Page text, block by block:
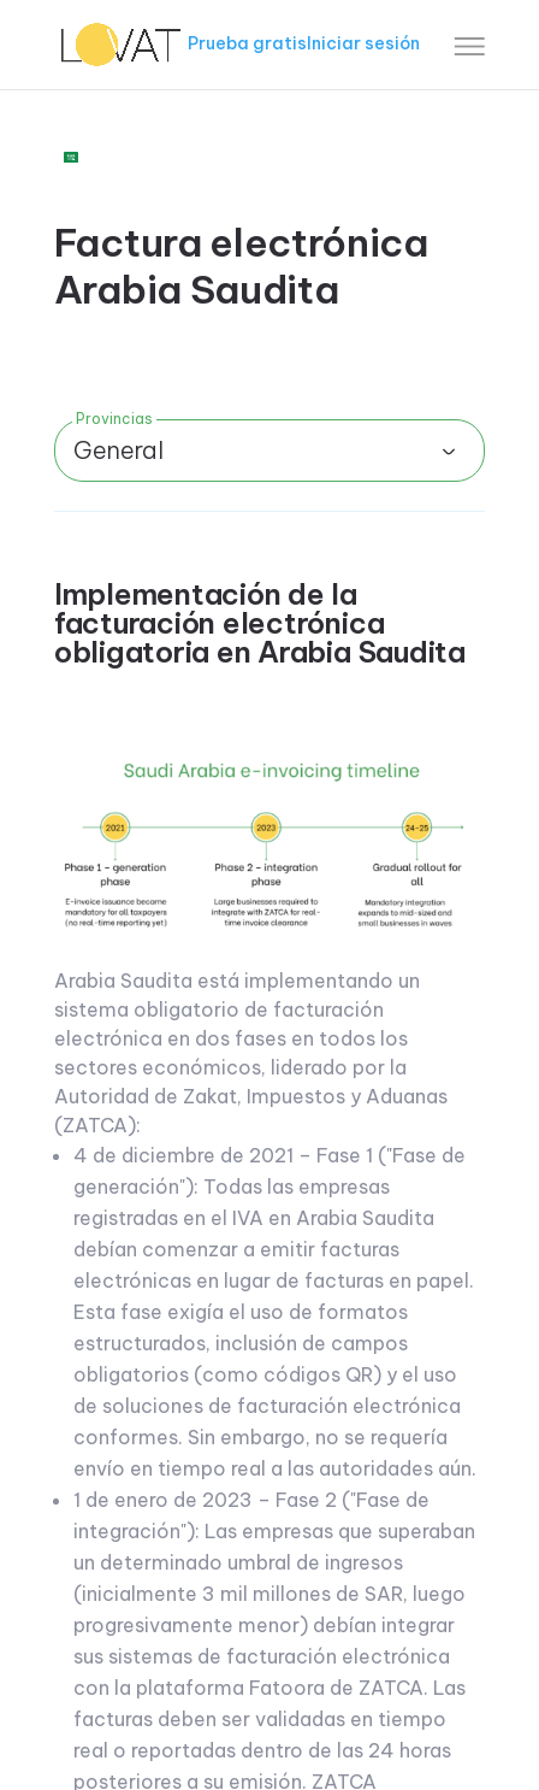
Prueba gratisIniciar sesión
Factura electrónica
Arabia Saudita
Provincias
General
Implementación de la
facturación electrónica
obligatoria en Arabia Saudita
Arabia Saudita está implementando un
sistema obligatorio de facturación
electrónica en dos fases en todos los
sectores económicos, liderado por la
Autoridad de Zakat, Impuestos y Aduanas
(ZATCA):
4 de diciembre de 2021 – Fase 1 ("Fase de
generación"): Todas las empresas
registradas en el IVA en Arabia Saudita
debían comenzar a emitir facturas
electrónicas en lugar de facturas en papel.
Esta fase exigía el uso de formatos
estructurados, inclusión de campos
obligatorios (como códigos QR) y el uso
de soluciones de facturación electrónica
conformes. Sin embargo, no se requería
envío en tiempo real a las autoridades aún.
1 de enero de 2023 – Fase 2 ("Fase de
integración"): Las empresas que superaban
un determinado umbral de ingresos
(inicialmente 3 mil millones de SAR, luego
progresivamente menor) debían integrar
sus sistemas de facturación electrónica
con la plataforma Fatoora de ZATCA. Las
facturas deben ser validadas en tiempo
real o reportadas dentro de las 24 horas
posteriores a su emisión. ZATCA